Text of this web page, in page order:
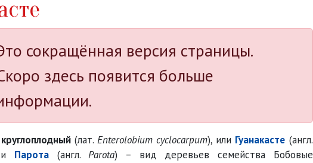
сокращённая версия страницы.
здесь появится больше
(лат. Enterolobium cyclocarpum), или Гуанакасте (англ.
Парота(англ.Parota) – вид деревьев семейства Бобовые